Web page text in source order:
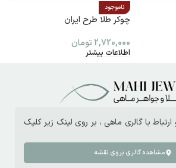
ناموجود
چوکر طلا طرح ایران
2,720,000 تومان
اطلاعات بیشتر
با گالری ماهی ، بر روی لینک زیر کلیک
مشاهده گالری بروی نقشه